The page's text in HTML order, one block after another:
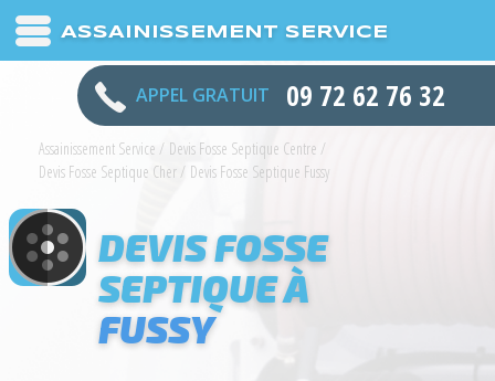
ASSAINISSEMENT SERVICE
APPEL GRATUIT 09 72 62 76 32
Assainissement Service / Devis Fosse Septique Centre /
Devis Fosse Septique Cher/ Devis Fosse Septique Fussy
DEVIS FOSSE
SEPTIQUE À
FUSSY